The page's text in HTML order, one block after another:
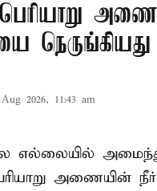
நெருங்கியது
2026, 11:43 am
எல்லையில்
அணையின்